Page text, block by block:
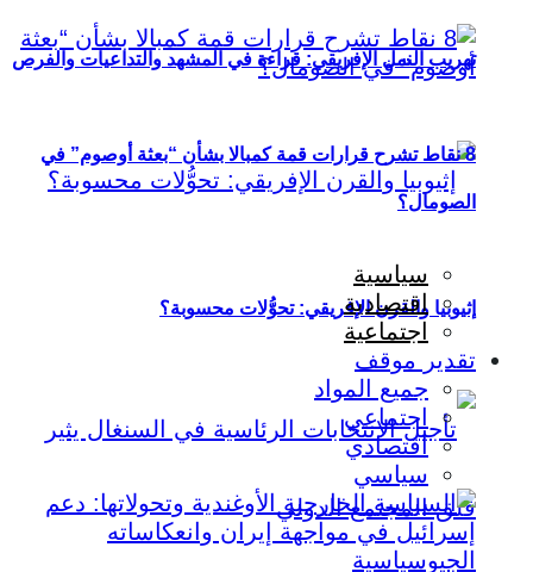
تهريب النمل الإفريقي: قراءة في المشهد والتداعيات والفرص
إثيوبيا والقرن الإفريقي: تحوُّلات محسوبة؟
8 نقاط تشرح قرارات قمة كمبالا بشأن “بعثة أوصوم” في
الصومال؟
سياسية
اقتصادية
اجتماعية
تقدير موقف
جميع المواد
اجتماعي
اقتصادي
سياسي